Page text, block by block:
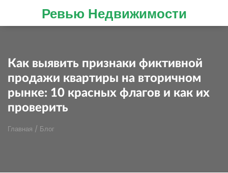
Ревью Недвижимости
Как выявить признаки фиктивной
продажи квартиры на вторичном
рынке: 10 красных флагов и как их
проверить
Главная / Блог